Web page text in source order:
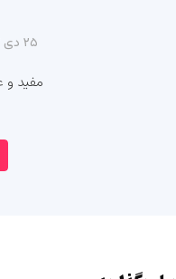
۲۵ دی ۱۴۰۳ - ۷:۲۲ ب.ظ
مفید و